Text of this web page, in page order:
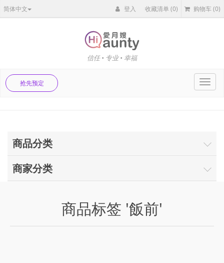
简体中文 登入 收藏清单(0) 购物车(0)
信任 • 专业 • 幸福
抢先预定
商品分类
商家分类
商品标签 '飯前'